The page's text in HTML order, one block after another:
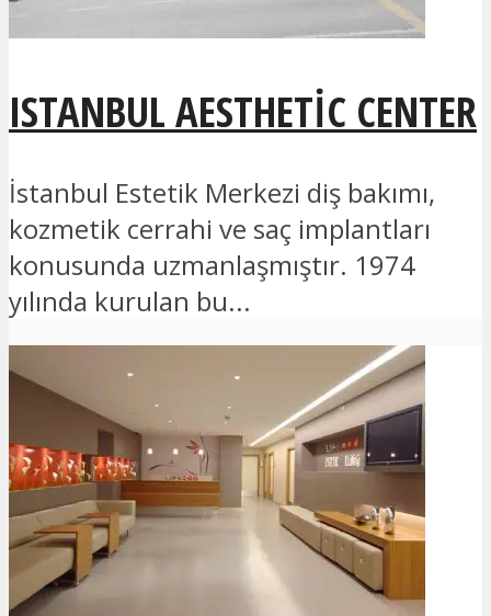
ISTANBUL AESTHETIC CENTER
İstanbul Estetik Merkezi diş bakımı,
kozmetik cerrahi ve saç implantları
konusunda uzmanlaşmıştır. 1974
yılında kurulan bu...